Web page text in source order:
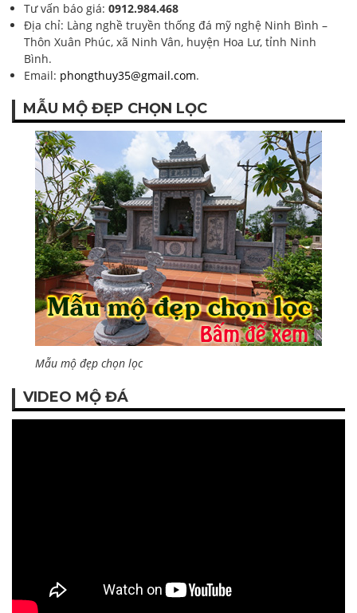
Tư vấn báo giá: 0912.984.468
Địa chỉ: Làng nghề truyền thống đá mỹ nghệ Ninh Bình –
Thôn Xuân Phúc, xã Ninh Vân, huyện Hoa Lư, tỉnh Ninh
Bình.
Email: phongthuy35@gmail.com.
MẪU MỘ ĐẸP CHỌN LỌC
Mẫu mộ đẹp chọn lọc
VIDEO MỘ ĐÁ